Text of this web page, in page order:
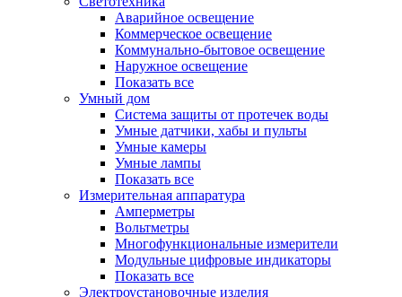
Аварийное освещение
Коммерческое освещение
Коммунально-бытовое освещение
Наружное освещение
Показать все
Умный дом
Система защиты от протечек воды
Умные датчики, хабы и пульты
Умные камеры
Умные лампы
Показать все
Измерительная аппаратура
Амперметры
Вольтметры
Многофункциональные измерители
Модульные цифровые индикаторы
Показать все
Электроустановочные изделия